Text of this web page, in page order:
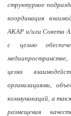
структурное
координация
АКАР и/или Совета
с целью
целях
организациями,
коммуникаций, а
размещения